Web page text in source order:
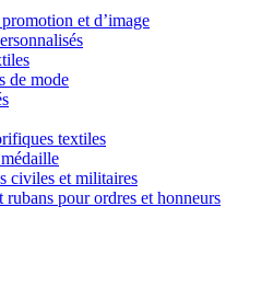
et d’image
de mode
textiles
civiles et militaires
rubans pour ordres et honneurs